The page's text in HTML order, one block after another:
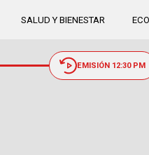
SALUD Y BIENESTAR
EMISIÓN 12:30 PM